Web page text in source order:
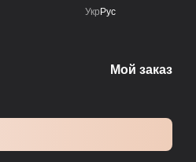
Укр Рус
Мой заказ